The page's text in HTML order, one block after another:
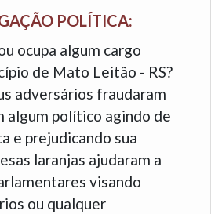
POLÍTICA:
ocupa algum cargo
de Mato Leitão - RS?
adversários fraudaram
algum político agindo de
e prejudicando sua
laranjas ajudaram a
visando
ou qualquer